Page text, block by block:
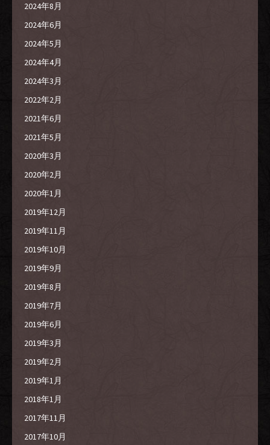
2024年8月
2024年6月
2024年5月
2024年4月
2024年3月
2022年2月
2021年6月
2021年5月
2020年3月
2020年2月
2020年1月
2019年12月
2019年11月
2019年10月
2019年9月
2019年8月
2019年7月
2019年6月
2019年3月
2019年2月
2019年1月
2018年1月
2017年11月
2017年10月